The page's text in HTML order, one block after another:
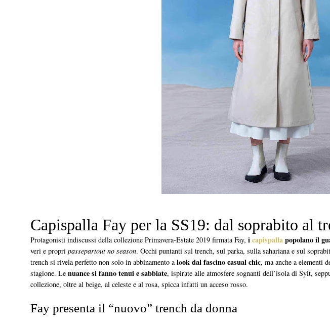
Capispalla Fay per la SS19: dal soprabito al
Protagonisti indiscussi della collezione Primavera-Estate 2019 firmata Fay, icapispallapopolano il
veri e propri passepartout no season. Occhi puntanti sul trench, sul parka, sulla sahariana e sul
trench si rivela perfetto non solo in abbinamento a look dal fascino casual chic, ma anche a elementi
stagione. Le nuance si fanno tenui e sabbiate, ispirate alle atmosfere sognanti dell’isola di Sylt,
collezione, oltre al beige, al celeste e al rosa, spicca infatti un acceso rosso.
Fay presenta il “nuovo” trench da donna